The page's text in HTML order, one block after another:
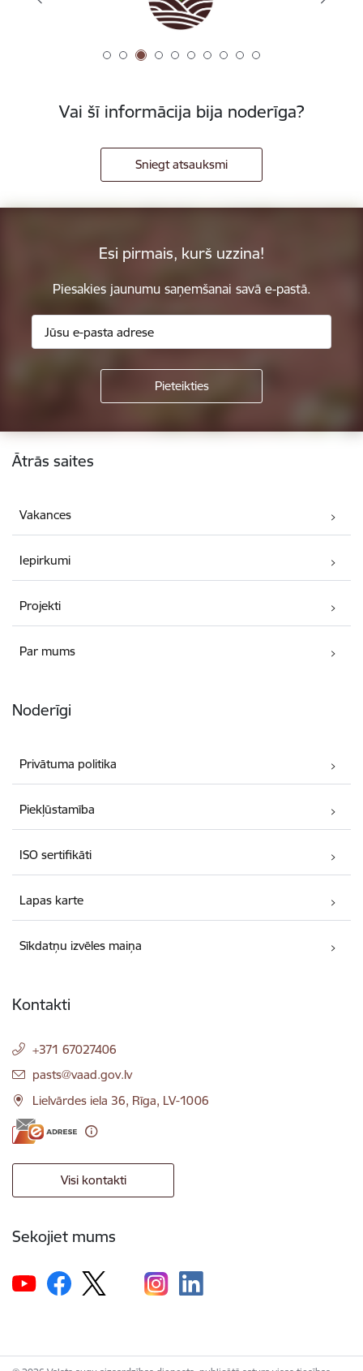
Vai šī informācija bija noderīga?
Sniegt atsauksmi
Esi pirmais, kurš uzzina!
Piesakies jaunumu saņemšanai savā e-pastā.
Kājene
Ātrās saites
Vakances
Iepirkumi
Projekti
Par mums
Noderīgi
Privātuma politika
Piekļūstamība
ISO sertifikāti
Lapas karte
Sīkdatņu izvēles maiņa
Kontakti
+371 67027406
E-pasts:
pasts@vaad.gov.lv
Lielvārdes iela 36, Rīga, LV-1006
Visi kontakti
Sekojiet mums